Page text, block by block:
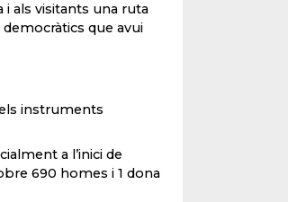
i als visitants una ruta
que avui
instruments
a l’inici de
690 homes i 1 dona